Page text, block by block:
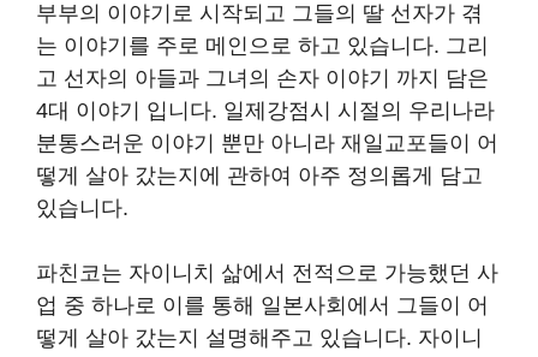
부부의 이야기로 시작되고 그들의 딸 선자가 겪
는 이야기를 주로 메인으로 하고 있습니다. 그리
고 선자의 아들과 그녀의 손자 이야기 까지 담은
4대 이야기 입니다. 일제강점시 시절의 우리나라
분통스러운 이야기 뿐만 아니라 재일교포들이 어
떻게 살아 갔는지에 관하여 아주 정의롭게 담고
있습니다.
파친코는 자이니치 삶에서 전적으로 가능했던 사
업 중 하나로 이를 통해 일본사회에서 그들이 어
떻게 살아 갔는지 설명해주고 있습니다. 자이니